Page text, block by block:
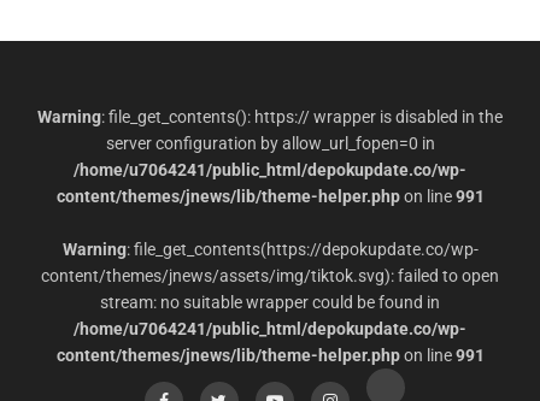
Warning: file_get_contents(): https:// wrapper is disabled in the
server configuration by allow_url_fopen=0 in
/home/u7064241/public_html/depokupdate.co/wp-
content/themes/jnews/lib/theme-helper.phpon line991
Warning: file_get_contents(https://depokupdate.co/wp-
content/themes/jnews/assets/img/tiktok.svg): failed to open
stream: no suitable wrapper could be found in
/home/u7064241/public_html/depokupdate.co/wp-
content/themes/jnews/lib/theme-helper.phpon line991